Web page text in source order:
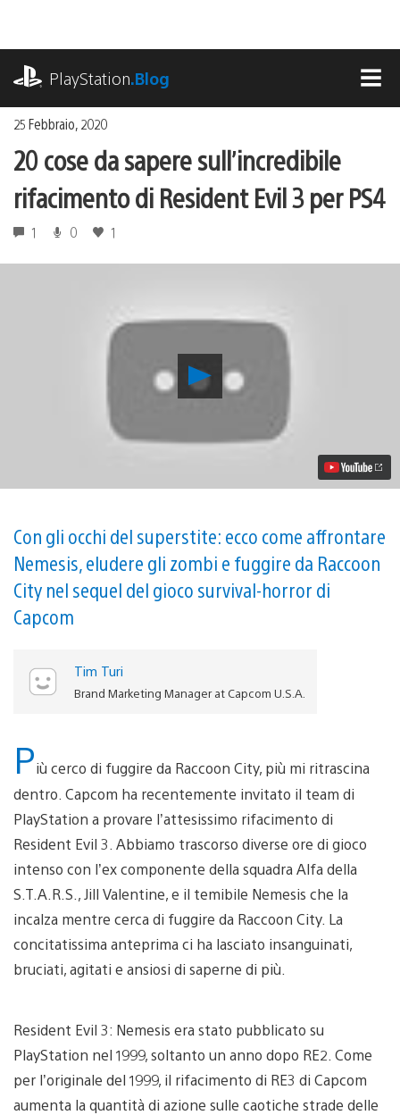
contenuto
PlayStation.Blog
25 Febbraio, 2020
20 cose da sapere sull’incredibile
rifacimento di Resident Evil 3 per PS4
1 0 1
Riproduci
video
20
rifacimento
Evil
3
per
PS4
Con gli occhi del superstite: ecco come affrontare
Nemesis, eludere gli zombi e fuggire da Raccoon
City nel sequel del gioco survival-horror di
Capcom
Tim Turi
Brand Marketing Manager at Capcom U.S.A.
Più cerco di fuggire da Raccoon City, più mi ritrascina
dentro. Capcom ha recentemente invitato il team di
PlayStation a provare l’attesissimo rifacimento di
Resident Evil 3. Abbiamo trascorso diverse ore di gioco
intenso con l’ex componente della squadra Alfa della
S.T.A.R.S., Jill Valentine, e il temibile Nemesis che la
incalza mentre cerca di fuggire da Raccoon City. La
concitatissima anteprima ci ha lasciato insanguinati,
bruciati, agitati e ansiosi di saperne di più.
Resident Evil 3: Nemesis era stato pubblicato su
PlayStation nel 1999, soltanto un anno dopo RE2. Come
per l’originale del 1999, il rifacimento di RE3 di Capcom
aumenta la quantità di azione sulle caotiche strade delle